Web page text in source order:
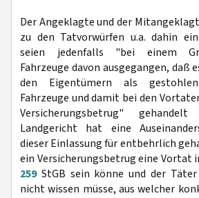
Der Angeklagte und der
zu den Tatvorwürfen u.a. dahin
seien jedenfalls "bei einem
Fahrzeuge davon ausgegangen, daß
den Eigentümern als
Fahrzeuge und damit bei den
Versicherungsbetrug"
Landgericht hat eine
dieser Einlassung für entbehrlich
ein Versicherungsbetrug eine Vortat
259StGB sein könne und der
nicht wissen müsse, aus welcher